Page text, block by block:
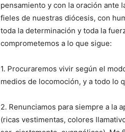
pensamiento y con la oración ante
fieles de nuestras diócesis, con
toda la determinación y toda la
comprometemos a lo que sigue:
1. Procuraremos vivir según el
medios de locomoción, y a todo lo
2. Renunciamos para siempre a la
(ricas vestimentas, colores